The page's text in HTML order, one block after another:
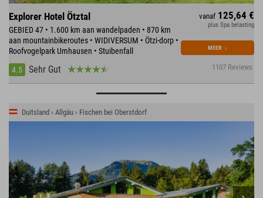
Explorer Hotel Ötztal
GEBIED 47 • 1.600 km aan wandelpaden • 870 km
aan mountainbikeroutes • WIDIVERSUM • Ötzi-dorp •
Roofvogelpark Umhausen • Stuibenfall
4.5
Sehr Gut 1107 Reviews
vanaf 125,64 €
plus Spa belasting
MEER ↓
Duitsland › Allgäu › Fischen bei Oberstdorf